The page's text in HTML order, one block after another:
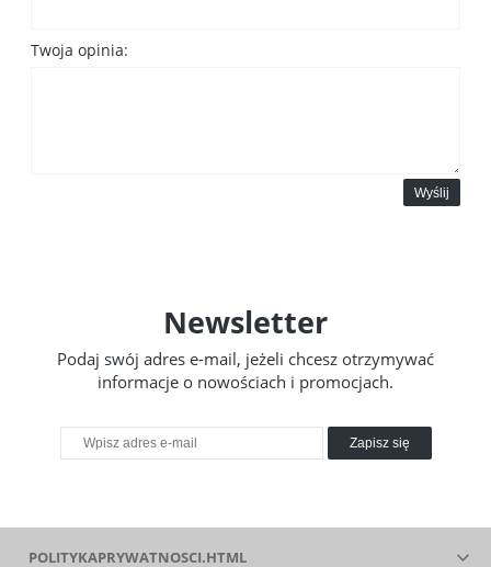
Twoja opinia:
Wyślij
Newsletter
Podaj swój adres e-mail, jeżeli chcesz otrzymywać
informacje o nowościach i promocjach.
Zapisz się
POLITYKAPRYWATNOSCI.HTML